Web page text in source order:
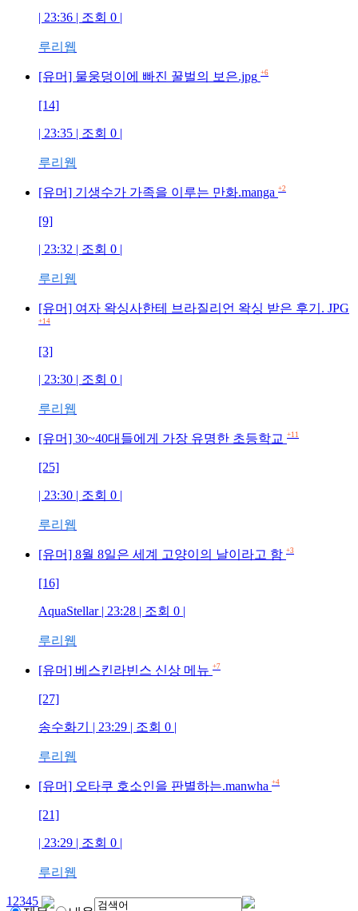
| 23:36 | 조회 0 |
루리웹
[유머] 물웅덩이에 빠진 꿀벌의 보은.jpg +6
[14]
| 23:35 | 조회 0 |
루리웹
[유머] 기생수가 가족을 이루는 만화.manga +2
[9]
| 23:32 | 조회 0 |
루리웹
[유머] 여자 왁싱사한테 브라질리언 왁싱 받은 후기. JPG
+14
[3]
| 23:30 | 조회 0 |
루리웹
[유머] 30~40대들에게 가장 유명한 초등학교 +11
[25]
| 23:30 | 조회 0 |
루리웹
[유머] 8월 8일은 세계 고양이의 날이라고 함 +3
[16]
AquaStellar | 23:28 | 조회 0 |
루리웹
[유머] 베스킨라빈스 신상 메뉴 +7
[27]
송수화기 | 23:29 | 조회 0 |
루리웹
[유머] 오타쿠 호소인을 판별하는.manwha +4
[21]
| 23:29 | 조회 0 |
루리웹
1 2345